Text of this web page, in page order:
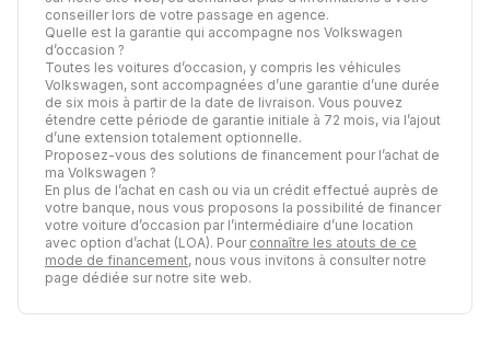
conseiller lors de votre passage en agence.
Quelle est la garantie qui accompagne nos Volkswagen
d’occasion ?
Toutes les voitures d’occasion, y compris les véhicules
Volkswagen, sont accompagnées d’une garantie d’une durée
de six mois à partir de la date de livraison. Vous pouvez
étendre cette période de garantie initiale à 72 mois, via l’ajout
d’une extension totalement optionnelle.
Proposez-vous des solutions de financement pour l’achat de
ma Volkswagen ?
En plus de l’achat en cash ou via un crédit effectué auprès de
votre banque, nous vous proposons la possibilité de financer
votre voiture d’occasion par l’intermédiaire d’une location
avec option d’achat (LOA). Pour connaître les atouts de ce
mode de financement, nous vous invitons à consulter notre
page dédiée sur notre site web.